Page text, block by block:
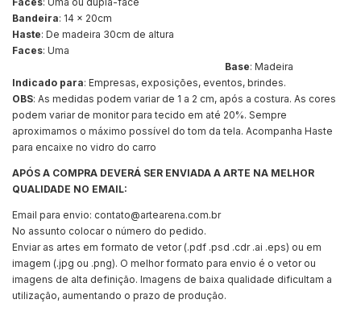
Bandeira: 14 x 20cm
Haste: De madeira 30cm de altura
Faces: Uma
Base: Madeira
Indicado para: Empresas, exposições, eventos, brindes.
OBS: As medidas podem variar de 1 a 2 cm, após a costura. As cores
podem variar de monitor para tecido em até 20%. Sempre
aproximamos o máximo possível do tom da tela. Acompanha Haste
para encaixe no vidro do carro
APÓS A COMPRA DEVERÁ SER ENVIADA A ARTE NA MELHOR
QUALIDADE NO EMAIL:
Email para envio: contato@artearena.com.br
No assunto colocar o número do pedido.
Enviar as artes em formato de vetor (.pdf .psd .cdr .ai .eps) ou em
imagem (.jpg ou .png). O melhor formato para envio é o vetor ou
imagens de alta definição. Imagens de baixa qualidade dificultam a
utilização, aumentando o prazo de produção.